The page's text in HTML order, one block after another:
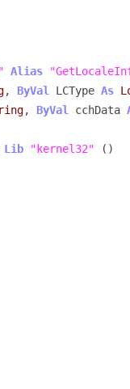
Alias
, ByVal LCType As
, ByVal cchData
Lib "kernel32" ()